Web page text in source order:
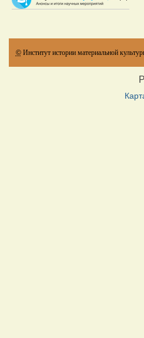
© Институт истории материальной